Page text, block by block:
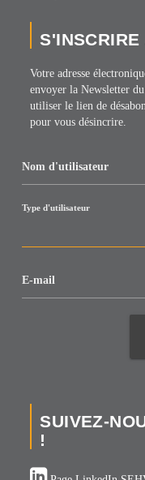
Votre adresse
envoyer la Newsletter
utiliser le lien de
pour vous désincrire.
Nom d'utilisateur
Type d'utilisateur
E-mail
SUIVEZ-
!